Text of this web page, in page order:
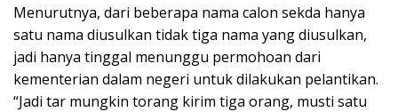
Menurutnya, dari beberapa nama calon sekda hanya
satu nama diusulkan tidak tiga nama yang diusulkan,
jadi hanya tinggal menunggu permohoan dari
kementerian dalam negeri untuk dilakukan pelantikan.
“Jadi tar mungkin torang kirim tiga orang, musti satu